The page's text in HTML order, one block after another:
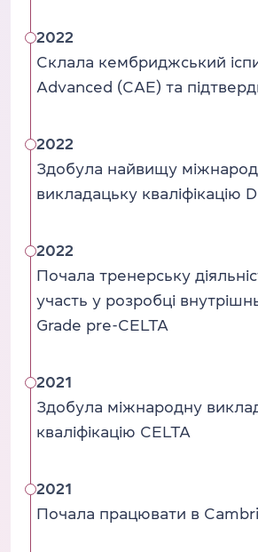
2022
Склала кембриджський
Advanced (CAE) та
2022
Здобула найвищу
викладацьку кваліфікацію
2022
Почала тренерську
участь у розробці
Grade pre-CELTA
2021
Здобула міжнародну
кваліфікацію CELTA
2021
Почала працювати в